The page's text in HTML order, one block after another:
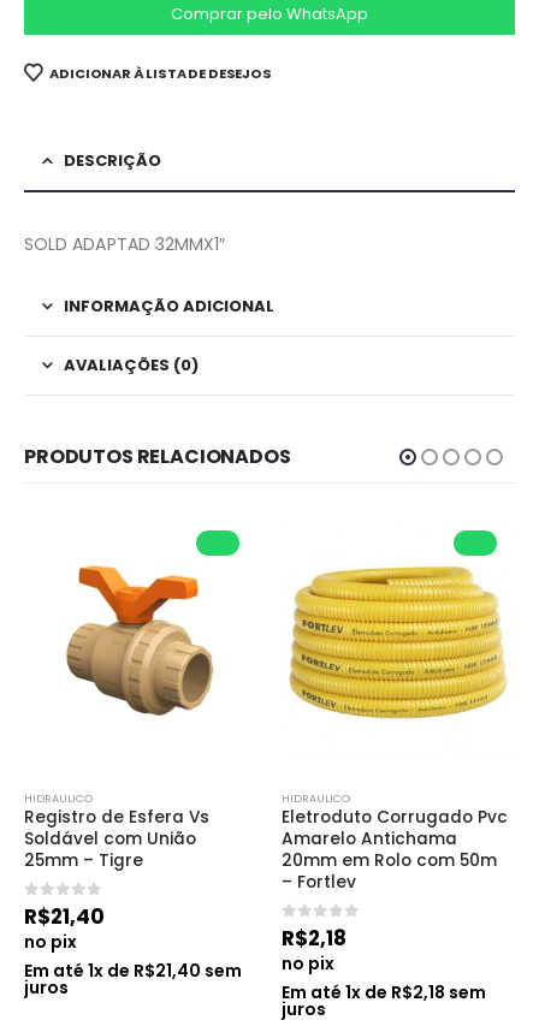
Comprar pelo WhatsApp
ADICIONAR À LISTA DE DESEJOS
DESCRIÇÃO
SOLD ADAPTAD 32MMX1″
INFORMAÇÃO ADICIONAL
AVALIAÇÕES (0)
PRODUTOS RELACIONADOS
HIDRAULICO
Registro de Esfera Vs
Soldável com União
25mm – Tigre
0de 5
R$21,40
no pix
Em até 1x de R$21,40 sem
juros
HIDRAULICO
Eletroduto Corrugado Pvc
Amarelo Antichama
20mm em Rolo com 50m
– Fortlev
0de 5
R$2,18
no pix
Em até 1x de R$2,18 sem
juros